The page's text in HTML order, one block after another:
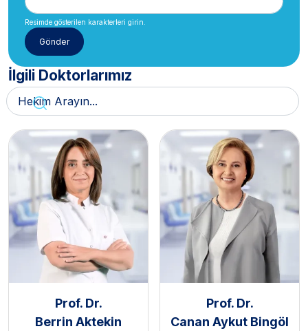
Resimde gösterilen karakterleri girin.
İlgili Doktorlarımız
Prof. Dr.
Berrin Aktekin
Prof. Dr.
Canan Aykut Bingöl